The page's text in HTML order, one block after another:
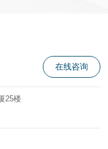
在线咨询
25楼